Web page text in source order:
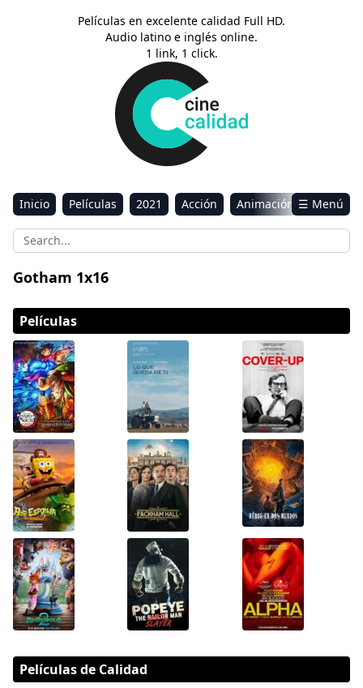
Películas en excelente calidad Full HD.
Audio latino e inglés online.
1 link, 1 click.
Inicio Películas 2021 Acción
Animación
Aventura
Ciencia ficción Comedia
Drama
☰ Menú
Gotham 1x16
Películas
Películas de Calidad